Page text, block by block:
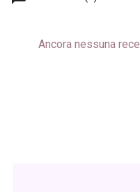
Ancora nessuna